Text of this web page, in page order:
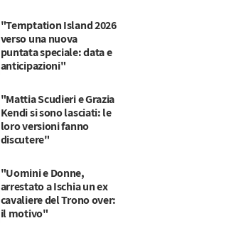
"Temptation Island 2026
verso una nuova
puntata speciale: data e
anticipazioni"
"Mattia Scudieri e Grazia
Kendi si sono lasciati: le
loro versioni fanno
discutere"
"Uomini e Donne,
arrestato a Ischia un ex
cavaliere del Trono over:
il motivo"